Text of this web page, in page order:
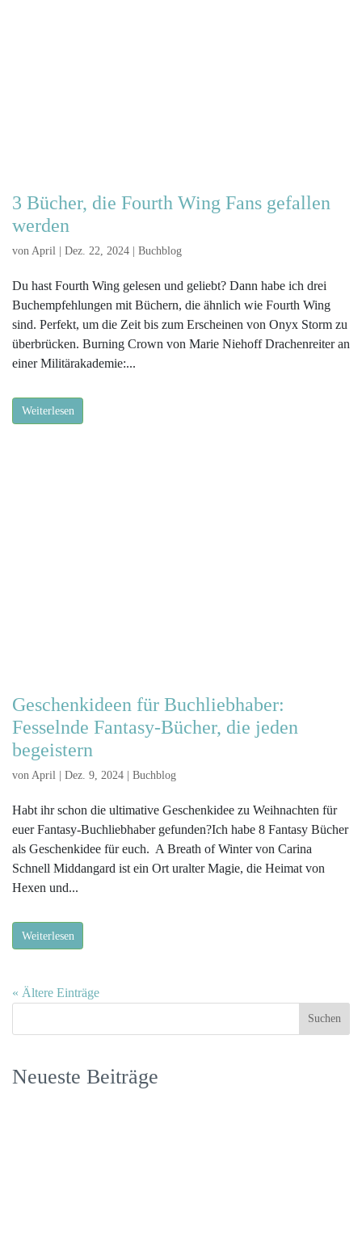
3 Bücher, die Fourth Wing Fans gefallen
werden
von April | Dez. 22, 2024 | Buchblog
Du hast Fourth Wing gelesen und geliebt? Dann habe ich drei
Buchempfehlungen mit Büchern, die ähnlich wie Fourth Wing
sind. Perfekt, um die Zeit bis zum Erscheinen von Onyx Storm zu
überbrücken. Burning Crown von Marie Niehoff Drachenreiter an
einer Militärakademie:...
Weiterlesen
Geschenkideen für Buchliebhaber:
Fesselnde Fantasy-Bücher, die jeden
begeistern
von April Dez. 9, 2024 Buchblog
Habt ihr schon die ultimative Geschenkidee zu Weihnachten für
euer Fantasy-Buchliebhaber gefunden?Ich habe 8 Fantasy Bücher
als Geschenkidee für euch. A Breath of Winter von Carina
Schnell Middangard ist ein Ort uralter Magie, die Heimat von
Hexen und...
Weiterlesen
« Ältere Einträge
Neueste Beiträge